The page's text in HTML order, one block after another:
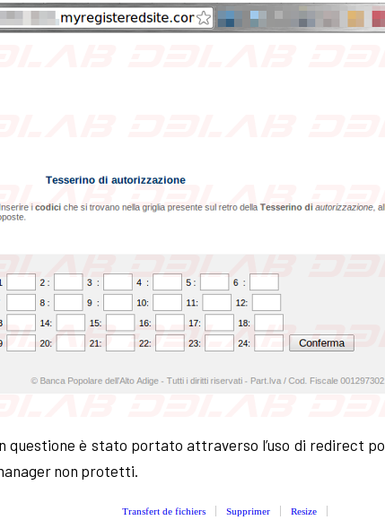
questione è stato portato attraverso l’uso di redirect
non protetti.